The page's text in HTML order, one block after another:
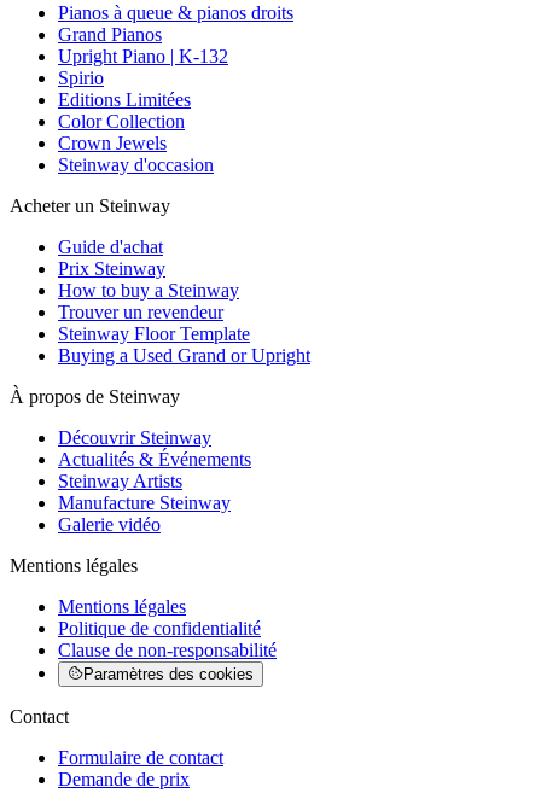
Pianos à queue & pianos droits
Grand Pianos
Upright Piano | K-132
Spirio
Editions Limitées
Color Collection
Crown Jewels
Steinway d'occasion
Acheter un Steinway
Guide d'achat
Prix Steinway
How to buy a Steinway
Trouver un revendeur
Steinway Floor Template
Buying a Used Grand or Upright
À propos de Steinway
Découvrir Steinway
Actualités & Événements
Steinway Artists
Manufacture Steinway
Galerie vidéo
Mentions légales
Mentions légales
Politique de confidentialité
Clause de non-responsabilité
Paramètres des cookies
Contact
Formulaire de contact
Demande de prix